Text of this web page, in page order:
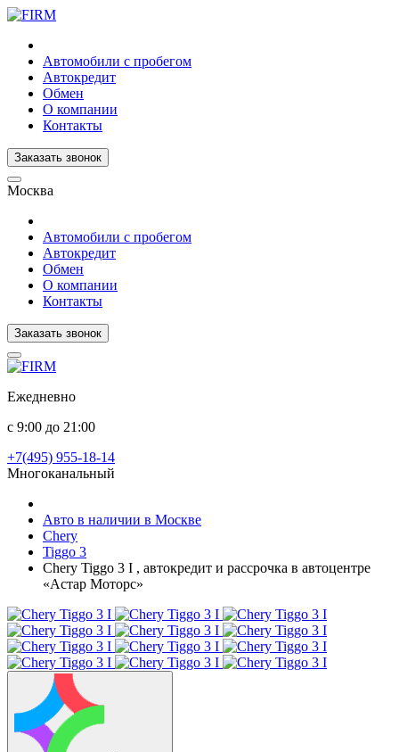
Автомобили с пробегом
Автокредит
Обмен
О компании
Контакты
Заказать звонок
Москва
Автомобили с пробегом
Автокредит
Обмен
О компании
Контакты
Заказать звонок
Ежедневно
с 9:00 до 21:00
+7(495) 955-18-14
Многоканальный
Авто в наличии в Москве
Chery
Tiggo 3
Chery Tiggo 3 I , автокредит и рассрочка в автоцентре
«Астар Моторс»